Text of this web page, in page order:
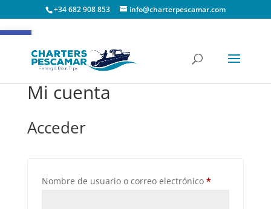
+34 682 908 853 info@charterpescamar.com
Mi cuenta
Acceder
Nombre de usuario o correo electrónico *Obligatorio
Abrir barra de herramientas